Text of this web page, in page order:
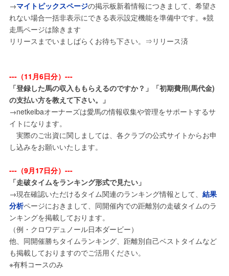
→マイトピックスページの掲示板新着情報につきまして、希望さ
れない場合一括非表示にできる表示設定機能を準備中です。※競
走馬ページは除きます
リリースまでいましばらくお待ち下さい。⇒リリース済
---（11月6日分）---
「登録した馬の収入ももらえるのですか？」「初期費用(馬代金)
の支払い方を教えて下さい。」
→netkeibaオーナーズは愛馬の情報収集や管理をサポートするサ
イトになります。
実際のご出資に関しましては、各クラブの公式サイトからお申
し込みをお願いいたします。
---（9月17日分）---
「走破タイムをランキング形式で見たい」
→現在確認いただけるタイム関連のランキング情報として、 結果
分析ページにおきまして、同開催内での距離別の走破タイムのラ
ンキングを掲載しております。
（例・クロワデュノール日本ダービー）
他、同開催勝ちタイムランキング、距離別自己ベストタイムなど
も掲載しておりますのでご活用ください。
※有料コースのみ